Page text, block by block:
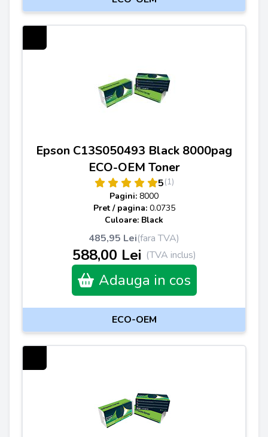
Epson C13S050493 Black 8000pag
ECO-OEM Toner
5(1)
Pagini: 8000
Pret / pagina: 0.0735
Culoare: Black
485,95 Lei(fara TVA)
588,00 Lei (TVA inclus)
Adauga in cos
ECO-OEM